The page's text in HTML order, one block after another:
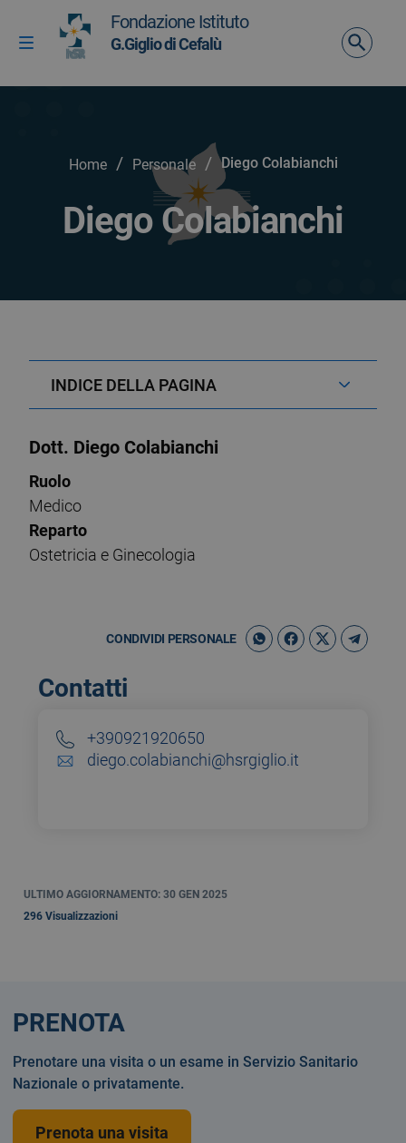
Vai ai contenuti
Vai al menu di navigazione
Vai al footer
Attiva / disattiva la navigazione
Fondazione Istituto
G.Giglio di Cefalù
Home / Personale / Diego Colabianchi
Diego Colabianchi
INDICE DELLA PAGINA
Dott. Diego Colabianchi
Ruolo
Medico
Reparto
Ostetricia e Ginecologia
CONDIVIDI PERSONALE
Contatti
+390921920650
diego.colabianchi@hsrgiglio.it
ULTIMO AGGIORNAMENTO: 30 GEN 2025
296 Visualizzazioni
PRENOTA
Prenotare una visita o un esame in Servizio Sanitario
Nazionale o privatamente.
Prenota una visita